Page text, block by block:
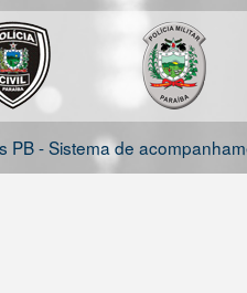
PB - Sistema de